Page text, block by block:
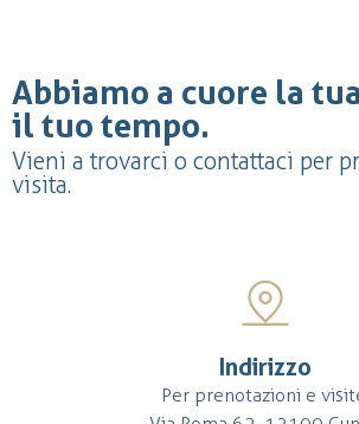
Abbiamo a cuore la
il tuo tempo.
Vieni a trovarci o contattaci per
visita.
Indirizzo
Per prenotazioni e